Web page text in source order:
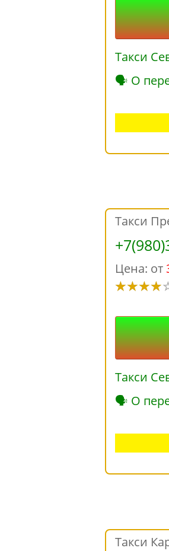
Такси
🗣 О
Такси
Цена: от
Такси
🗣 О
Такси